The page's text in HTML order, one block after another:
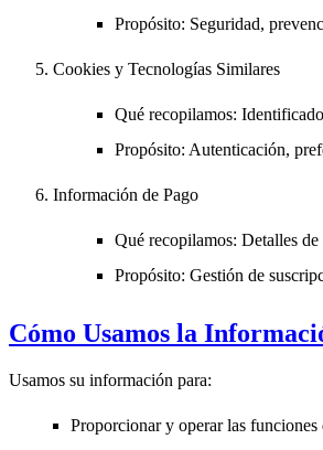
Propósito: Seguridad,
Cookies y Tecnologías Similares
Qué recopilamos:
Propósito: Autenticación,
Información de Pago
Qué recopilamos: Detalles
Propósito: Gestión de
Cómo Usamos la
Usamos su información para:
Proporcionar y operar las